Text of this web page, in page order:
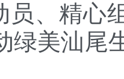
员、精心
绿美汕尾